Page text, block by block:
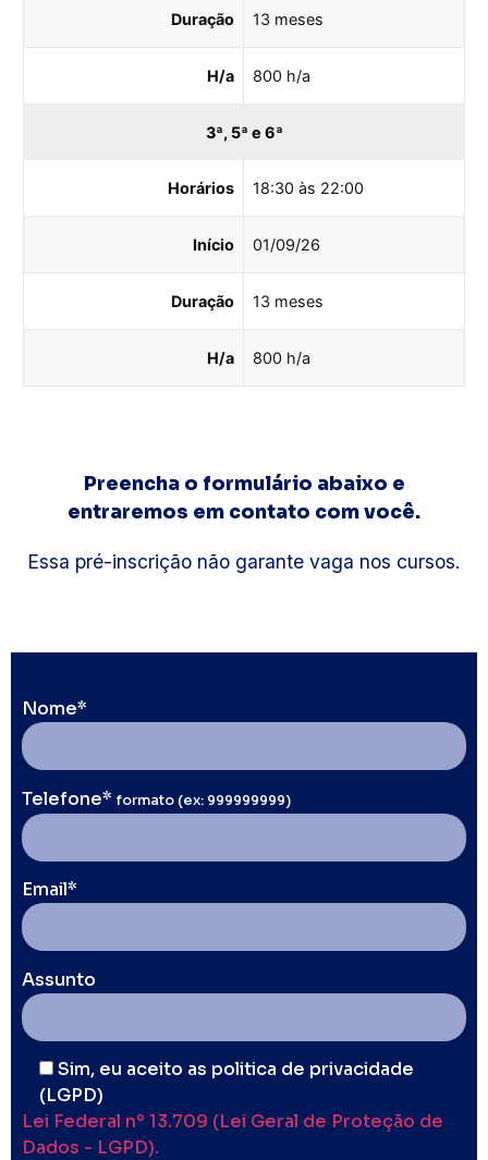
Duração 13 meses
H/a 800 h/a
3ª, 5ª e 6ª
Horários 18:30 às 22:00
Início 01/09/26
Duração 13 meses
H/a 800 h/a
Preencha o formulário abaixo e
entraremos em contato com você.
Essa pré-inscrição não garante vaga nos cursos.
Nome*
Telefone* formato (ex: 999999999)
Email*
Assunto
Sim, eu aceito as politica de privacidade
(LGPD)
Lei Federal nº 13.709 (Lei Geral de Proteção de
Dados - LGPD).